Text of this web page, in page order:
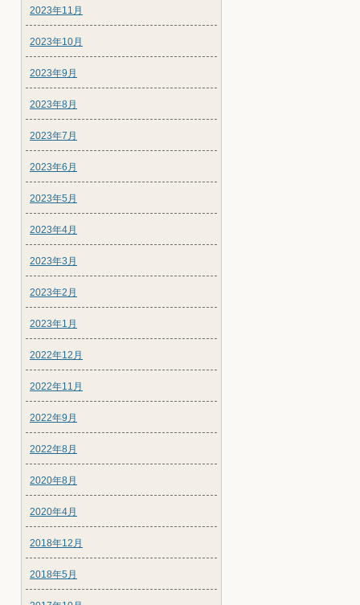
2023年11月
2023年10月
2023年9月
2023年8月
2023年7月
2023年6月
2023年5月
2023年4月
2023年3月
2023年2月
2023年1月
2022年12月
2022年11月
2022年9月
2022年8月
2020年8月
2020年4月
2018年12月
2018年5月